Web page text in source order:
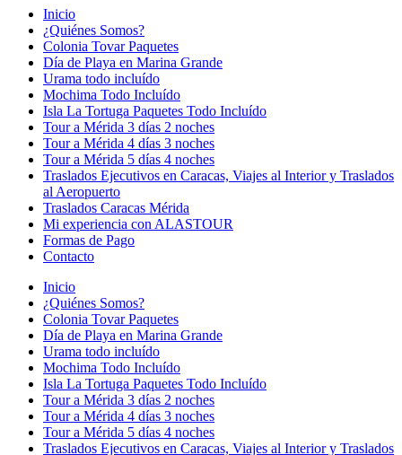
Inicio
¿Quiénes Somos?
Colonia Tovar Paquetes
Día de Playa en Marina Grande
Urama todo incluído
Mochima Todo Incluído
Isla La Tortuga Paquetes Todo Incluído
Tour a Mérida 3 días 2 noches
Tour a Mérida 4 días 3 noches
Tour a Mérida 5 días 4 noches
Traslados Ejecutivos en Caracas, Viajes al Interior y Traslados
al Aeropuerto
Traslados Caracas Mérida
Mi experiencia con ALASTOUR
Formas de Pago
Contacto
Inicio
¿Quiénes Somos?
Colonia Tovar Paquetes
Día de Playa en Marina Grande
Urama todo incluído
Mochima Todo Incluído
Isla La Tortuga Paquetes Todo Incluído
Tour a Mérida 3 días 2 noches
Tour a Mérida 4 días 3 noches
Tour a Mérida 5 días 4 noches
Traslados Ejecutivos en Caracas, Viajes al Interior y Traslados